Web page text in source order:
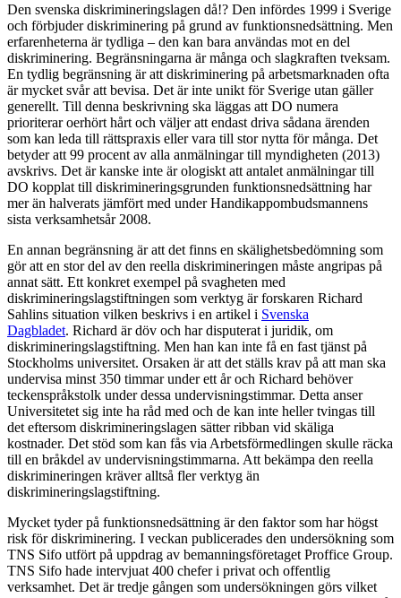
Den svenska diskrimineringslagen då!? Den infördes 1999 i Sverige
och förbjuder diskriminering på grund av funktionsnedsättning. Men
erfarenheterna är tydliga – den kan bara användas mot en del
diskriminering. Begränsningarna är många och slagkraften tveksam.
En tydlig begränsning är att diskriminering på arbetsmarknaden ofta
är mycket svår att bevisa. Det är inte unikt för Sverige utan gäller
generellt. Till denna beskrivning ska läggas att DO numera
prioriterar oerhört hårt och väljer att endast driva sådana ärenden
som kan leda till rättspraxis eller vara till stor nytta för många. Det
betyder att 99 procent av alla anmälningar till myndigheten (2013)
avskrivs. Det är kanske inte är ologiskt att antalet anmälningar till
DO kopplat till diskrimineringsgrunden funktionsnedsättning har
mer än halverats jämfört med under Handikappombudsmannens
sista verksamhetsår 2008.
En annan begränsning är att det finns en skälighetsbedömning som
gör att en stor del av den reella diskrimineringen måste angripas på
annat sätt. Ett konkret exempel på svagheten med
diskrimineringslagstiftningen som verktyg är forskaren Richard
Sahlins situation vilken beskrivs i en artikel i Svenska
Dagbladet. Richard är döv och har disputerat i juridik, om
diskrimineringslagstiftning. Men han kan inte få en fast tjänst på
Stockholms universitet. Orsaken är att det ställs krav på att man ska
undervisa minst 350 timmar under ett år och Richard behöver
teckenspråkstolk under dessa undervisningstimmar. Detta anser
Universitetet sig inte ha råd med och de kan inte heller tvingas till
det eftersom diskrimineringslagen sätter ribban vid skäliga
kostnader. Det stöd som kan fås via Arbetsförmedlingen skulle räcka
till en bråkdel av undervisningstimmarna. Att bekämpa den reella
diskrimineringen kräver alltså fler verktyg än
diskrimineringslagstiftning.
Mycket tyder på funktionsnedsättning är den faktor som har högst
risk för diskriminering. I veckan publicerades den undersökning som
TNS Sifo utfört på uppdrag av bemanningsföretaget Proffice Group.
TNS Sifo hade intervjuat 400 chefer i privat och offentlig
verksamhet. Det är tredje gången som undersökningen görs vilket